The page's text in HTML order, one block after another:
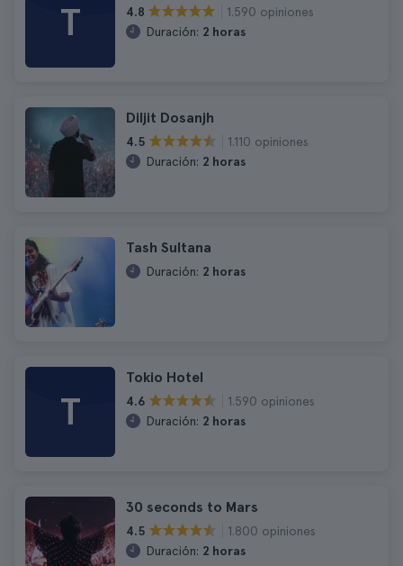
T 4.8
1.590 opiniones
Duración: 2 horas
Diljit Dosanjh
4.5
1.110 opiniones
Duración: 2 horas
Tash Sultana
Duración: 2 horas
T
Tokio Hotel
4.6
1.590 opiniones
Duración: 2 horas
30 seconds to Mars
4.5
1.800 opiniones
Duración: 2 horas